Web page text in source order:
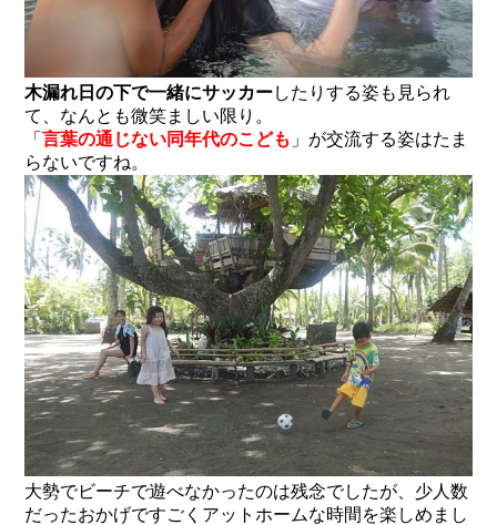
木漏れ日の下で一緒にサッカーしたりする姿も見られ
て、なんとも微笑ましい限り。
「言葉の通じない同年代のこども 」が交流する姿はたま
らないですね。
大勢でビーチで遊べなかったのは残念でしたが、少人数
だったおかげですごくアットホームな時間を楽しめまし